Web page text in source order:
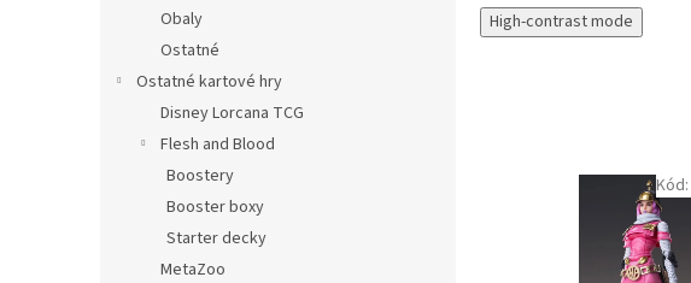
Obaly
Ostatné
Ostatné kartové hry
Disney Lorcana TCG
Flesh and Blood
Boostery
Booster boxy
Starter decky
MetaZoo
High-contrast mode
Kód: